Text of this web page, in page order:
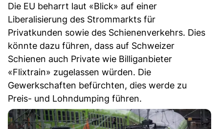
Die EU beharrt laut «Blick» auf einer
Liberalisierung des Strommarkts für
Privatkunden sowie des Schienenverkehrs. Dies
könnte dazu führen, dass auf Schweizer
Schienen auch Private wie Billiganbieter
«Flixtrain» zugelassen würden. Die
Gewerkschaften befürchten, dies werde zu
Preis- und Lohndumping führen.